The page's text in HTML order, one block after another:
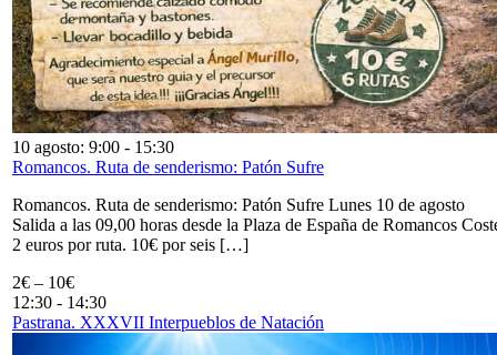
10 agosto: 9:00 - 15:30
Romancos. Ruta de senderismo: Patón Sufre
Romancos. Ruta de senderismo: Patón Sufre Lunes 10 de agosto
Salida a las 09,00 horas desde la Plaza de España de Romancos
2 euros por ruta. 10€ por seis […]
2€ – 10€
12:30 - 14:30
Pastrana. XXXVII Interpueblos de Natación